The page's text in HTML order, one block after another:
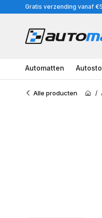
naar
Gratis verzending vanaf
Automatten
Home
Alle producten /